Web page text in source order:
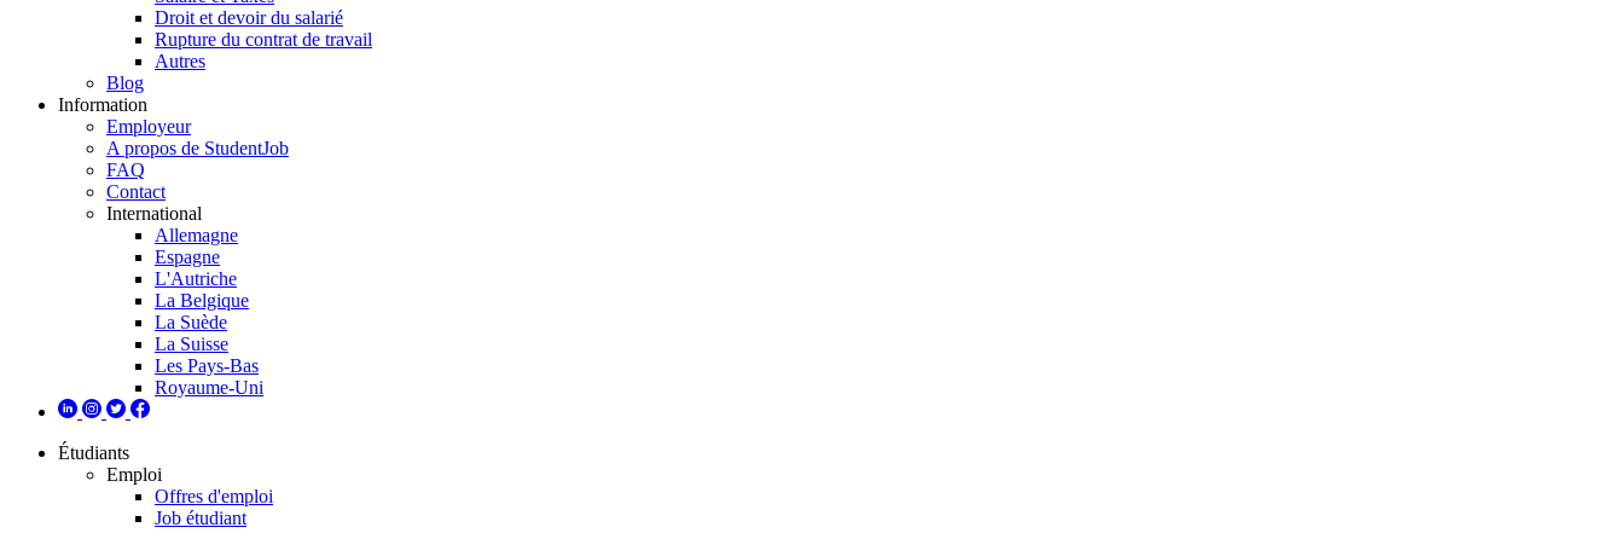
Droit et devoir du salarié
Rupture du contrat de travail
Autres
Blog
Information
Employeur
A propos de StudentJob
FAQ
Contact
International
Allemagne
Espagne
L'Autriche
La Belgique
La Suède
La Suisse
Les Pays-Bas
Royaume-Uni
Étudiants
Emploi
Offres d'emploi
Job étudiant